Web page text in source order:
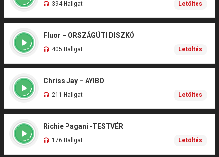
394 Hallgat Letöltés
Fluor – ORSZÁGÚTI DISZKÓ
405 Hallgat Letöltés
Chriss Jay – AYIBO
211 Hallgat Letöltés
Richie Pagani -TESTVÉR
176 Hallgat Letöltés